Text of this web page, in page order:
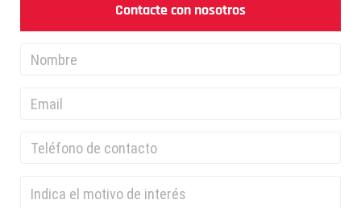
Contacte con nosotros